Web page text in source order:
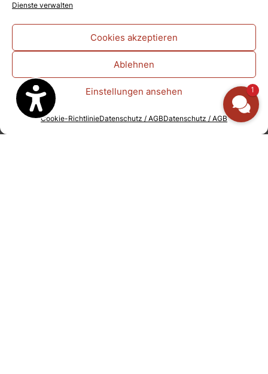
Dienste verwalten
Cookies akzeptieren
Ablehnen
Einstellungen ansehen
Cookie-RichtlinieDatenschutz / AGBDatenschutz / AGB
besondere Genussmomente.
Erleben Sie eine Küche, die Tradition und Innovation
harmonisch vereint, begleitet von einem herzlichen
Service, der Ihren Besuch unvergesslich macht. Ob
für ein gemütliches Abendessen oder ein festliches
Menü – hier wird jeder Besuch zu einem kulinarischen
Highlight.
1